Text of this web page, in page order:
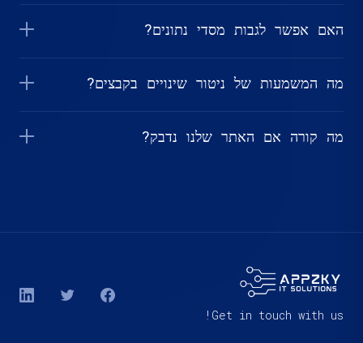
האם אפשר לגבות מסדי נתונים?
מה המשמעות של ניטור שינויים בקבצים?
מה קורה אם האתר שלנו נדבק?
Get in touch with us!